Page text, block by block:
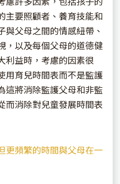
主要照顧者、養育技能和
與父母之間的情感紐帶、
，以及每個父母的道德健
利益時，考慮的因素很
用育兒時間表而不是監護
這將消除監護父母和非監
而消除對兒童發展時間表
更頻繁的時間與父母在一